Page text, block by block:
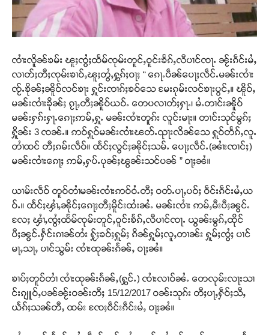
ၸၢႆးလိူၼ်ၶမ်း ၽူႈၸွႆႈထႅမ်ၸုမ်းတူင်ႇဝူင်းၶႅၵ်ႇလီပၢင်ၸႃႉ ၼႂ်းၵဵင်းမႆႇ
လၢတ်ႈတီႈၸုမ်းၶၢဝ်ႇၽူႈတွႆႇႁွၵ်ႈဝႃႈ “ ၵေႃႉပဵၼ်ပေႃႈလဵင်ႉမၼ်းၸၢႆး
ၸႂ်ႉၶိုၼ်ႈၼိူဝ်လင်ၶႃး ႁူင်းၸၢၵ်ႈၶဝ်သေ မႄးၵုမ်းလင်ၶႃးပွင်ႇ။ ၽိူဝ်ႇ
မၼ်းၸၢႆးၶိုၼ်ႈ ၵႂႃႇတီႈၼိူဝ်ယဝ်ႉ တေပလၢတ်ႈႁႃႉ၊ မႆႉတၢင်းၼိူဝ်
မၼ်းႁၵ်းႁႃႉၵေႃႈဢမ်ႇႁူႉ မၼ်းၸၢႆးတူၵ်း လူင်းမႃး။ တၢင်းသုင်မွၵ်ႈ
ႁိူၼ်း 3 ၸၼ်ႉ။ ဢဝ်ႁူဝ်မၼ်းၸၢႆးၽတ်ႉၺႃးလိၼ်သေ ႁူဝ်တႅၵ်ႇလူႉ
တၢႆထင် တီႈၵမ်းလဵဝ်။ ထႅင်ႈလွင်ႈၼိုင်ႈသမ်ႉ ပေႃႈလဵင်ႉ(ၼၢႆးၸၢင်ႈ)
မၼ်းၸၢႆးၵေႃႈ ဢမ်ႇႁပ်ႉပုၼ်ႈၽွၼ်းသင်ပၼ် ” ဝႃႈၼႆ။
ယၢမ်းလဵဝ် တူဝ်တၢႆမၼ်းၸၢႆးဢဝ်ဝႆႉတီႈ ဝတ်ႉပႃႇပဝ်ႈ ဝဵင်းၵဵင်းမႆႇယ
ဝ်ႉ။ ထႅင်ႈၾၢႆႇၼိုင်ႈၵေႃႈတီႈမိူင်းထႆးၼႆႉ မၼ်းၸၢႆး ဢမ်ႇမီးပီႈၼွင်ႉ
လႄႈ ၾၢႆႇၸွႆႈထႅမ်ၸုမ်းတူင်ႇဝူင်းၶႅၵ်ႇလီပၢင်ၸႃႉ ယွၼ်းမွၵ်ႇထိုင်
ပီႈၼွင်ႉႁႅင်းၵၢၼ်တႆး ႁႂ်ႈၶဝ်ႈႁူမ်ႈ ၵိၼ်ႁူမ်ႈလူႇတၢၼ်း ႁူမ်ႈၸွႆႈ ပၢင်
မႃႇသႃႇ ပၢင်သွမ်း ၸၢႆးထုၼ်းၵႅၼ်ႇ ဝႃႈၼႆ။
ၶၢပ်ႈတူဝ်တၢႆ ၸၢႆးထုၼ်းၵႅၼ်ႇ(ႁွင်ႉ) ၸၢႆးလၢဝ်ၼႆႉ တေလုမ်းလႃးသၢ
င်းၵျူဝ်ႇပၼ်ၼႂ်းဝၼ်းတီႈ 15/12/2017 ဝၼ်းသုၵ်း တီႈပႃႇႁဵဝ်ႈသီႇ
ယႅၵ်ႈသၼ်တီႇ ထမ်း ၸႄႈဝဵင်းၵဵင်းမႆႇ ဝႃႈၼႆ။